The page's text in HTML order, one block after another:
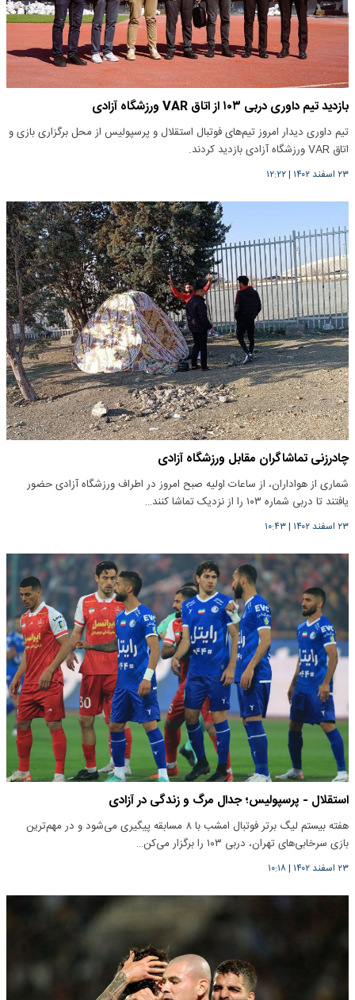
بازدید تیم داوری دربی ۱۰۳ از اتاق VAR ورزشگاه آزادی
تیم داوری دیدار امروز تیم‌های فوتبال استقلال و پرسپولیس از محل برگزاری بازی و
اتاق VAR ورزشگاه آزادی بازدید کردند.
۲۳ اسفند ۱۴۰۲ |۱۲:۲۲
چادرزنی تماشاگران مقابل ورزشگاه آزادی
شماری از هواداران، از ساعات اولیه صبح امروز در اطراف ورزشگاه آزادی حضور
یافتند تا دربی شماره ۱۰۳ را از نزدیک تماشا کنند…
۲۳ اسفند ۱۴۰۲ |۱۰:۴۳
استقلال - پرسپولیس؛ جدال مرگ و زندگی در آزادی
هفته بیستم لیگ برتر فوتبال امشب با ۸ مسابقه پیگیری می‌شود و در مهم‌ترین
بازی سرخابی‌های تهران، دربی ۱۰۳ را برگزار می‌کن…
۲۳ اسفند ۱۴۰۲ |۱۰:۱۸